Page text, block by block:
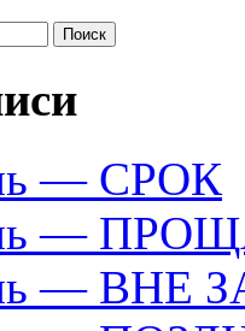
— СРОК
—
— ВНЕ